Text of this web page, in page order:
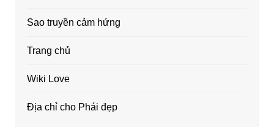
Sao truyền cảm hứng
Trang chủ
Wiki Love
Địa chỉ cho Phái đẹp